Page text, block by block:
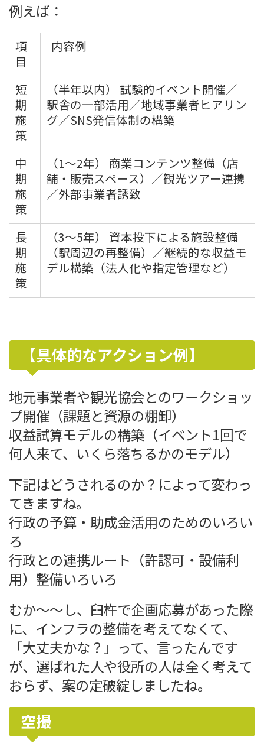
例えば：
項
目
内容例
短
期
施
策
（半年以内） 試験的イベント開催／
駅舎の一部活用／地域事業者ヒアリン
グ／SNS発信体制の構築
中
期
施
策
（1～2年） 商業コンテンツ整備（店
舗・販売スペース）／観光ツアー連携
／外部事業者誘致
長
期
施
策
（3～5年） 資本投下による施設整備
（駅周辺の再整備）／継続的な収益モ
デル構築（法人化や指定管理など）
【具体的なアクション例】
地元事業者や観光協会とのワークショッ
プ開催（課題と資源の棚卸）
収益試算モデルの構築（イベント1回で
何人来て、いくら落ちるかのモデル）
下記はどうされるのか？によって変わっ
てきますね。
行政の予算・助成金活用のためのいろい
ろ
行政との連携ルート（許認可・設備利
用）整備いろいろ
むか～～し、臼杵で企画応募があった際
に、インフラの整備を考えてなくて、
「大丈夫かな？」って、言ったんです
が、選ばれた人や役所の人は全く考えて
おらず、案の定破綻しましたね。
空撮